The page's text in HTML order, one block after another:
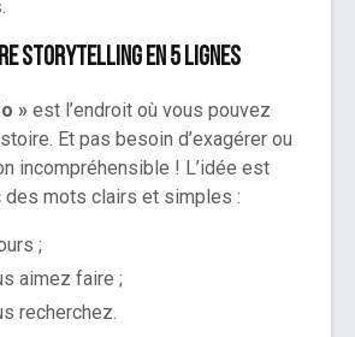
.
storytelling en 5 lignes
» est l’endroit où vous pouvez
Et pas besoin d’exagérer ou
incompréhensible ! L’idée est
des mots clairs et simples :
;
aimez faire ;
recherchez.